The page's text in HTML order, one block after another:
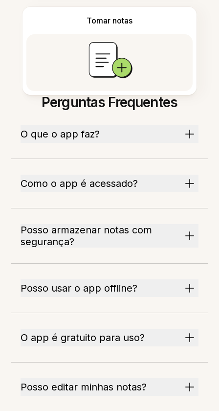
Tomar notas
Perguntas Frequentes
O que o app faz?
Como o app é acessado?
Posso armazenar notas com
segurança?
Posso usar o app offline?
O app é gratuito para uso?
Posso editar minhas notas?